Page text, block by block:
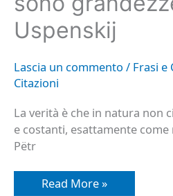
Uspenskij
Lascia un commento / Frasi e
Citazioni
La verità è che in natura non
e costanti, esattamente
Pëtr
sono
grandezze
finite…
Uspenskij
Read More »